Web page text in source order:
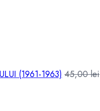
(1961-1963) 45,00lei